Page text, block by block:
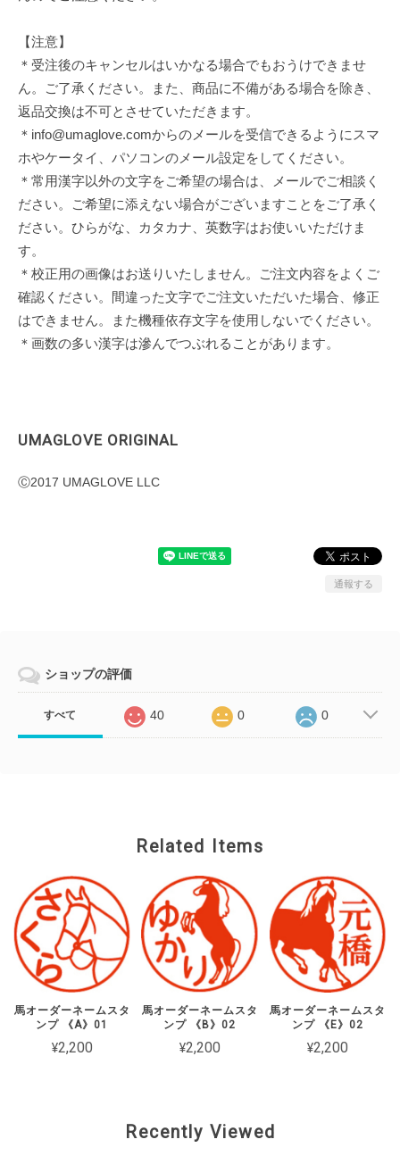
【注意】
＊受注後のキャンセルはいかなる場合でもおうけできませ
ん。ご了承ください。また、商品に不備がある場合を除き、
返品交換は不可とさせていただきます。
＊ info@umaglove.comからのメールを受信できるようにスマ
ホやケータイ、パソコンのメール設定をしてください。
＊常用漢字以外の文字をご希望の場合は、メールでご相談く
ださい。ご希望に添えない場合がございますことをご了承く
ださい。ひらがな、カタカナ、英数字はお使いいただけま
す。
＊校正用の画像はお送りいたしません。ご注文内容をよくご
確認ください。間違った文字でご注文いただいた場合、修正
はできません。また機種依存文字を使用しないでください。
＊画数の多い漢字は滲んでつぶれることがあります。
UMAGLOVE ORIGINAL
Ⓒ2017 UMAGLOVE LLC
通報する
ショップの評価
すべて 40 0 0
Related Items
馬オーダーネームスタ
ンプ 《A》01
¥2,200
馬オーダーネームスタ
ンプ 《B》02
¥2,200
馬オーダーネームスタ
ンプ 《E》02
¥2,200
Recently Viewed